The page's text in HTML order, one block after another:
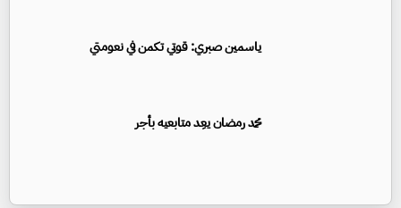
ياسمين صبري: قوتي تكمن في نعومتي
محمد رمضان يعِد متابعيه بأجر